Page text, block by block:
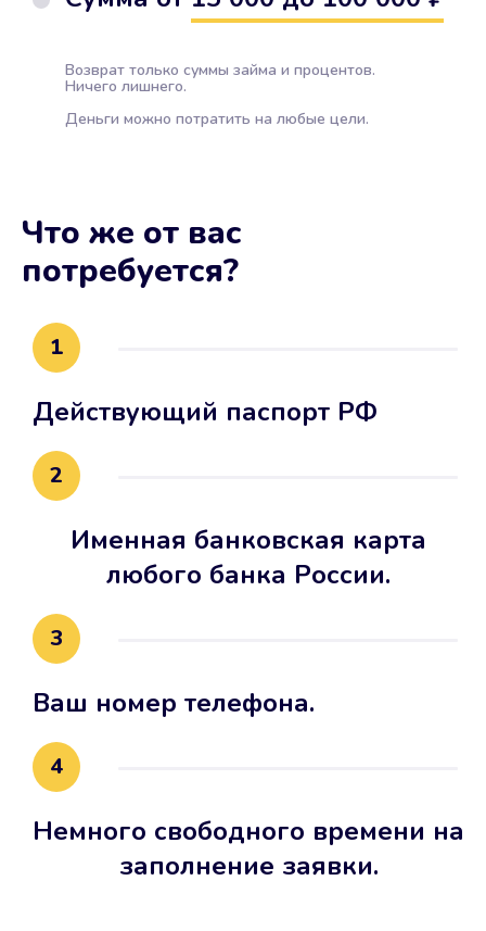
Возврат только суммы займа и процентов.
Ничего лишнего.
Деньги можно потратить на любые цели.
Что же от вас
потребуется?
1
Действующий паспорт РФ
2
Именная банковская карта
любого банка России.
3
Ваш номер телефона.
4
Немного свободного времени на
заполнение заявки.